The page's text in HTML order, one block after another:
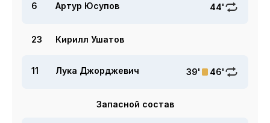
6 Артур Юсупов 44'
23 Кирилл Ушатов
11 Лука Джорджевич 39' 46'
Запасной состав